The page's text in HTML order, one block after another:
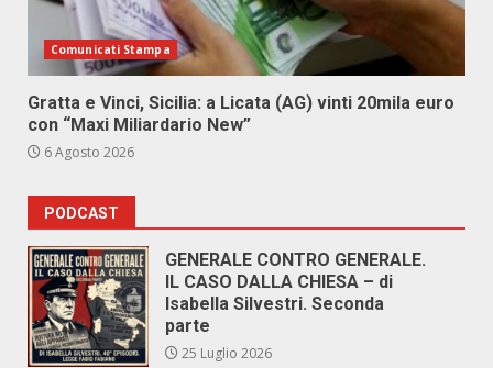
Comunicati Stampa
Gratta e Vinci, Sicilia: a Licata (AG) vinti 20mila euro
con “Maxi Miliardario New”
6 Agosto 2026
PODCAST
GENERALE CONTRO GENERALE.
IL CASO DALLA CHIESA – di
Isabella Silvestri. Seconda
parte
25 Luglio 2026